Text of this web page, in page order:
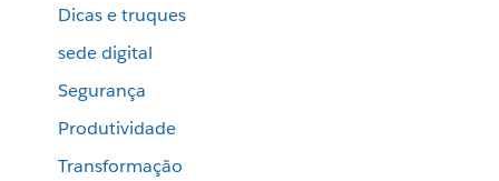
Dicas e truques
sede digital
Segurança
Produtividade
Transformação